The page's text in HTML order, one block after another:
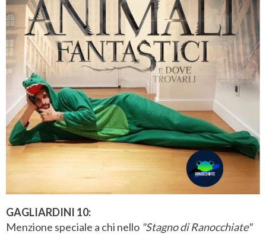
GAGLIARDINI 10:
Menzione speciale a chi nello "Stagno di Ranocchiate"